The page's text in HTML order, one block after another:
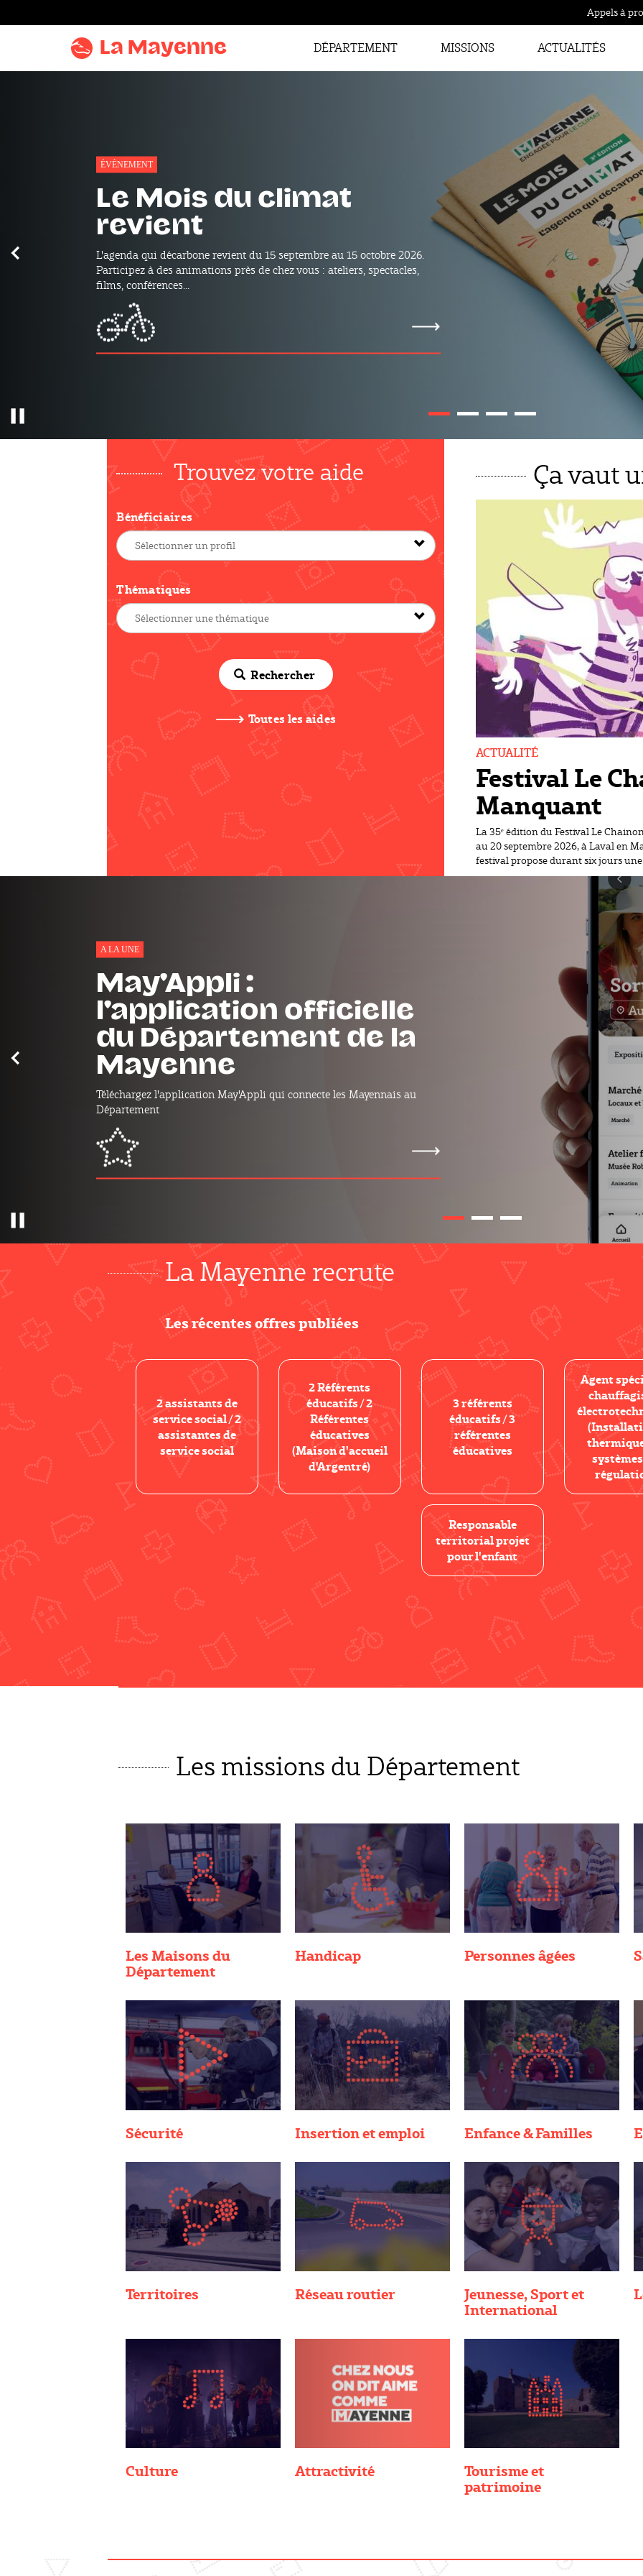
Appels à
La Mayenne DÉPARTEMENT MISSIONS ACTUALITÉS
Précédent
mayMAG n°31
A LA UNE
Parcourez le dernier numéro du mayMAG : photos des Trentes
Glorieuses, la Mayenne en destination touristique, la Semaine
internationale de cyclotourisme...
mayMAG n°31
Trouvez votre aide
Bénéficiaires
Thématiques
Rechercher
Toutes les aides
Ça vaut
Festival Le
Manquant
ACTUALITÉ
La 35ᵉ édition du Festival Le
au 20 septembre 2026, à Laval en
festival propose durant six jours
Précédent
mayMOBILITÉ : les
projets routiers de la
Mayenne
Découvrez tous les projets qui se déroulent dans le département près
de chez vous.
La Mayenne recrute
Les récentes offres publiées
2 assistants de
service social / 2
assistantes de
service social
2 Référents
éducatifs / 2
Référentes
éducatives
(Maison d'accueil
d'Argentré)
3 référents
éducatifs / 3
référentes
éducatives
Agent
Responsable
territorial projet
pour l'enfant
Les missions du Département
Les Maisons du
Département
Handicap Personnes âgées
Sécurité Insertion et emploi Enfance & Familles
Territoires Réseau routier Jeunesse, Sport et
International
Culture Attractivité Tourisme et
patrimoine